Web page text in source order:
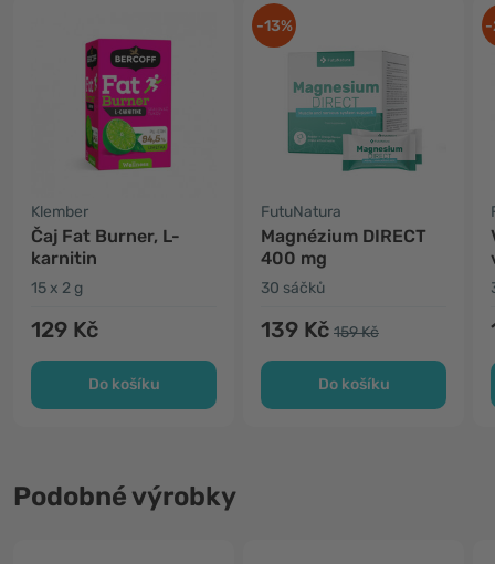
Klember
Čaj Fat Burner, L-
karnitin
15 x 2 g
129 Kč
Do košíku
-13%
FutuNatura
Magnézium DIRECT
400 mg
30 sáčků
139 Kč 159 Kč
Do košíku
-
Podobné výrobky